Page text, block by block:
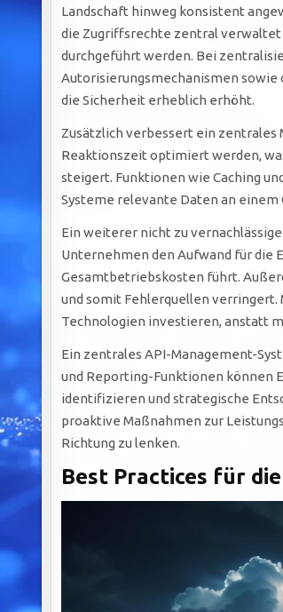
Landschaft hinweg konsistent
die Zugriffsrechte zentral
durchgeführt werden. Bei
Autorisierungsmechanismen
die Sicherheit erheblich erhöht.
Zusätzlich verbessert ein zentrales
Reaktionszeit optimiert werden,
steigert. Funktionen wie Caching
Systeme relevante Daten an
Ein weiterer nicht zu
Unternehmen den Aufwand für die
Gesamtbetriebskosten führt.
und somit Fehlerquellen
Technologien investieren, anstatt
Ein zentrales API-Management-
und Reporting-Funktionen können
identifizieren und strategische
proaktive Maßnahmen zur
Richtung zu lenken.
Best Practices für